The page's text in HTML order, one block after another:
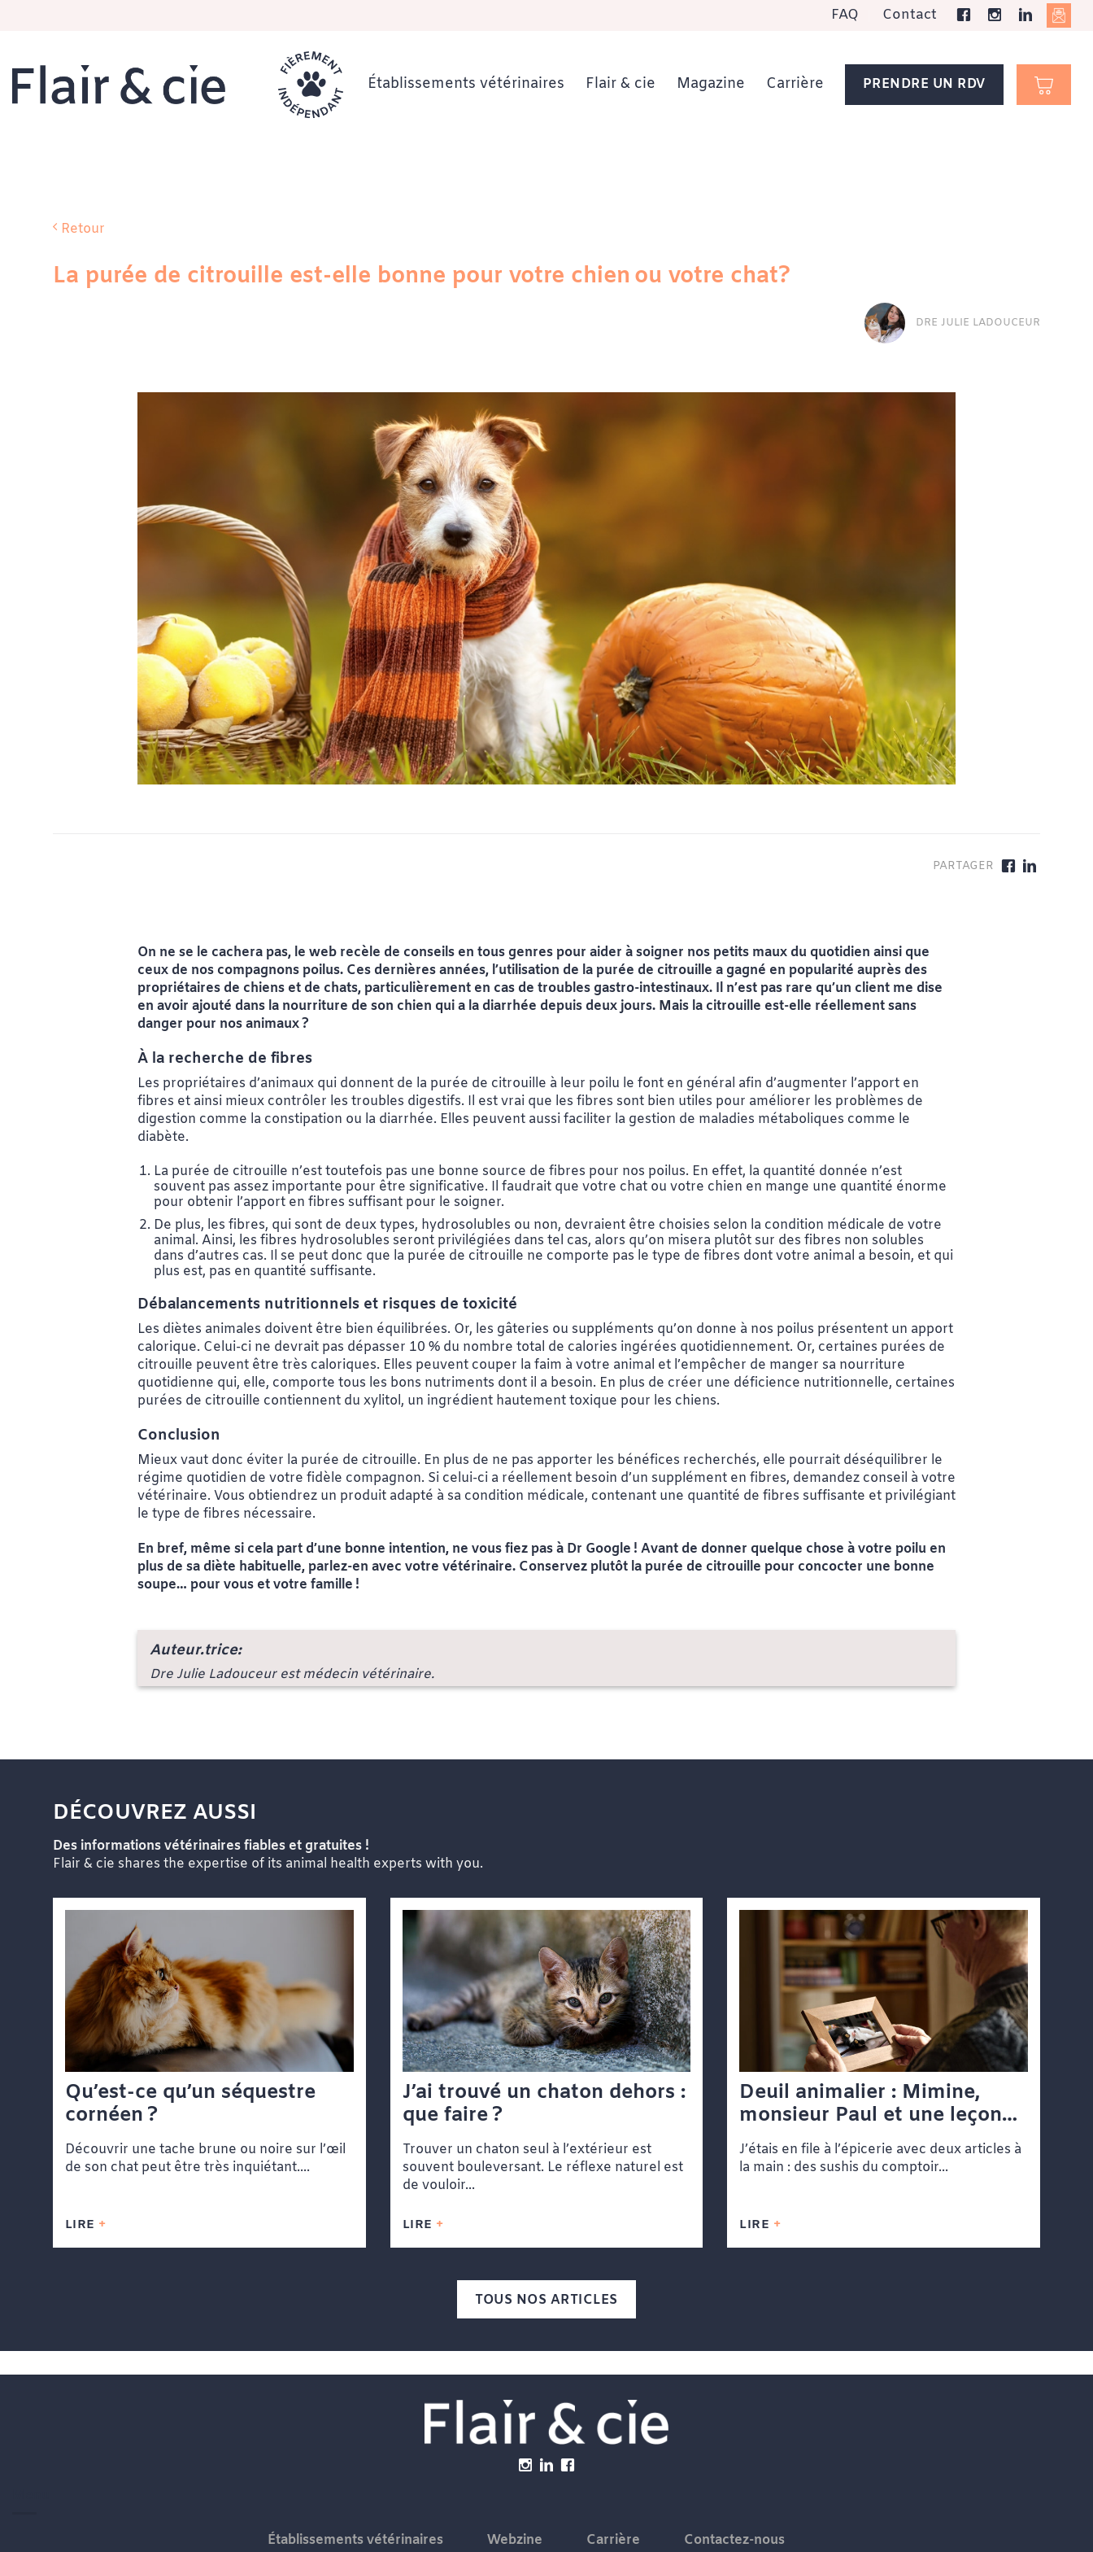
FAQ Contact
Établissements vétérinaires Flair & cie Magazine Carrière PRENDRE UN RDV
Retour
La purée de citrouille est-elle bonne pour votre chien ou votre chat?
DRE JULIE LADOUCEUR
On ne se le cachera pas, le web recèle de conseils en tous genres pour aider à soigner nos petits maux du quotidien ainsi que
ceux de nos compagnons poilus. Ces dernières années, l’utilisation de la purée de citrouille a gagné en popularité auprès des
propriétaires de chiens et de chats, particulièrement en cas de troubles gastro-intestinaux. Il n’est pas rare qu’un client me dise
en avoir ajouté dans la nourriture de son chien qui a la diarrhée depuis deux jours. Mais la citrouille est-elle réellement sans
danger pour nos animaux?
À la recherche de fibres
Les propriétaires d’animaux qui donnent de la purée de citrouille à leur poilu le font en général afin d’augmenter l’apport en
fibres et ainsi mieux contrôler les troubles digestifs. Il est vrai que les fibres sont bien utiles pour améliorer les problèmes de
digestion comme la constipation ou la diarrhée. Elles peuvent aussi faciliter la gestion de maladies métaboliques comme le
diabète.
La purée de citrouille n’est toutefois pas une bonne source de fibres pour nos poilus. En effet, la quantité donnée n’est
souvent pas assez importante pour être significative. Il faudrait que votre chat ou votre chien en mange une quantité énorme
pour obtenir l’apport en fibres suffisant pour le soigner.
De plus, les fibres, qui sont de deux types, hydrosolubles ou non, devraient être choisies selon la condition médicale de votre
animal. Ainsi, les fibres hydrosolubles seront privilégiées dans tel cas, alors qu’on misera plutôt sur des fibres non solubles
dans d’autres cas. Il se peut donc que la purée de citrouille ne comporte pas le type de fibres dont votre animal a besoin, et qui
plus est, pas en quantité suffisante.
Débalancements nutritionnels et risques de toxicité
Les diètes animales doivent être bien équilibrées. Or, les gâteries ou suppléments qu’on donne à nos poilus présentent un apport
calorique. Celui-ci ne devrait pas dépasser 10 % du nombre total de calories ingérées quotidiennement. Or, certaines purées de
citrouille peuvent être très caloriques. Elles peuvent couper la faim à votre animal et l’empêcher de manger sa nourriture
quotidienne qui, elle, comporte tous les bons nutriments dont il a besoin. En plus de créer une déficience nutritionnelle, certaines
purées de citrouille contiennent du xylitol, un ingrédient hautement toxique pour les chiens.
Conclusion
Mieux vaut donc éviter la purée de citrouille. En plus de ne pas apporter les bénéfices recherchés, elle pourrait déséquilibrer le
régime quotidien de votre fidèle compagnon. Si celui-ci a réellement besoin d’un supplément en fibres, demandez conseil à votre
vétérinaire. Vous obtiendrez un produit adapté à sa condition médicale, contenant une quantité de fibres suffisante et privilégiant
le type de fibres nécessaire.
En bref, même si cela part d’une bonne intention, ne vous fiez pas à Dr Google ! Avant de donner quelque chose à votre poilu en
plus de sa diète habituelle, parlez-en avec votre vétérinaire. Conservez plutôt la purée de citrouille pour concocter une bonne
soupe… pour vous et votre famille !
Auteur.trice:
Dre Julie Ladouceur est médecin vétérinaire.
DÉCOUVREZ AUSSI
Des informations vétérinaires fiables et gratuites !
Flair & cie shares the expertise of its animal health experts with you.
Qu’est-ce qu’un séquestre
cornéen ?
Découvrir une tache brune ou noire sur l’œil
de son chat peut être très inquiétant....
LIRE
J’ai trouvé un chaton dehors :
que faire ?
Trouver un chaton seul à l’extérieur est
souvent bouleversant. Le réflexe naturel est
de vouloir...
LIRE
Deuil animalier : Mimine,
monsieur Paul et une leçon
de vie dans une file d’attente
J’étais en file à l’épicerie avec deux articles à
la main : des sushis du comptoir...
LIRE
TOUS NOS ARTICLES
Établissements vétérinaires Webzine Carrière Contactez-nous